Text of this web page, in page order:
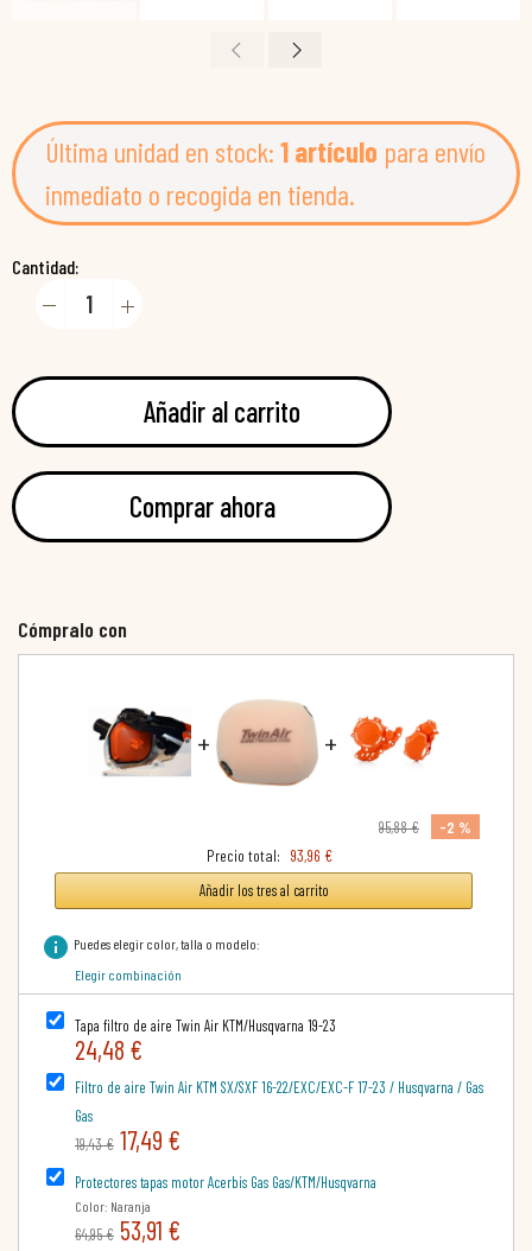
Última unidad en stock: 1 artículo para envío
inmediato o recogida en tienda.
Cantidad:
Añadir al carrito
Comprar ahora
Cómpralo con
+ +
95,88 €
-2 %
Precio total: 93,96 €
Añadir los tres al carrito
info Puedes elegir color, talla o modelo:
Elegir combinación
Tapa filtro de aire Twin Air KTM/Husqvarna 19-23
24,48 €
Filtro de aire Twin Air KTM SX/SXF 16-22/EXC/EXC-F 17-23 / Husqvarna / Gas
Gas
19,43 € 17,49 €
Protectores tapas motor Acerbis Gas Gas/KTM/Husqvarna
Color: Naranja
64,95 € 53,91 €